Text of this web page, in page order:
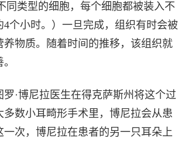
同类型的细胞，每个细胞都被装入不
个小时。）一旦完成，组织有时会被
物质。随着时间的推移，该组织就
·博尼拉医生在得克萨斯州将这个过
数小耳畸形手术里，博尼拉会从患
次，博尼拉在患者的另一只耳朵上